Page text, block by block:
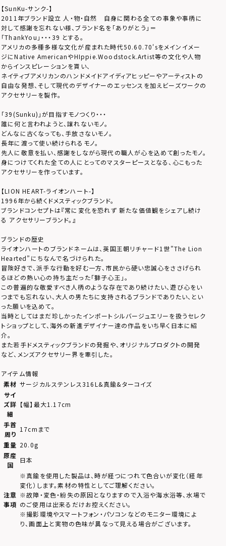
【SunKu-サンク-】
2011年ブランド設立 人・物・自然 自身に関わる全ての事象や事柄に
対して感謝を忘れない様、ブランド名を「ありがとう」＝
「ThankYou」・・・39 とする。
アメリカの多種多様な文化が産まれた時代50.60.70'sをメインイメー
ジにNative AmericanやHIppie.Woodstock.Artist等の文化や人物
からインスピレーションを貰い、
ネイティブアメリカンのハンドメイドアイディアヒッピーやアーティストの
自由な発想、そして現代のデザイナーのエッセンスを加えビーズワークの
アクセサリーを製作。
「39(Sunku)」が目指すモノつくり・・・
誰に何と言われようと、譲れないモノ。
どんなに古くなっても、手放さないモノ。
長年に渡って使い続けられるモノ。
先人に敬意を払い、感謝をしながら現代の職人が心を込めて創ったモノ。
身につけてくれた全ての人にとってのマスターピースとなる、心こもった
アクセサリーを作っています。
【LION HEART-ライオンハート-】
1996年から続くドメスティックブランド。
ブランドコンセプトは『常に変化を恐れず 新たな価値観をシェアし続け
る アクセサリーブランド。』
ブランドの歴史
ライオンハートのブランドネームは、英国王朝リチャード1世”The Lion
Hearted”にちなんで名づけられた。
冒険好きで、派手な行動を好む一方、市民から硬い忠誠心をささげられ
るほどの熱い心の持ち主だった「獅子心王」。
この普遍的な敬愛すべき人柄のような存在であり続けたい、遊び心をい
つまでも忘れない、大人の男たちに支持されるブランドでありたい、とい
った願いを込めて。
当時としてはまだ珍しかったインポートシルバージュエリーを扱うセレク
トショップとして、海外の新進デザイナー達の作品をいち早く日本に紹
介。
また若手ドメスティックブランドの発掘や、オリジナルプロダクトの開発
など、メンズアクセサリー界を牽引した。
アイテム情報
素材 サージカルステンレス316L&真鍮&ターコイズ
サイ
ズ詳
細
【幅】最大1.17cm
手首
周り
17cmまで
重量 20.0g
原産
国
日本
注意
事項
※真鍮を使用した製品は、時が経つにつれて色合いが変化（経年
変化）します。素材の特性としてご理解ください。
※故障・変色・紛失の原因となりますので入浴や海水浴等、水場で
のご使用は出来るだけお控えください。
※撮影環境やスマートフォン・パソコンなどのモニター環境によ
り、画面上と実物の色味が異なって見える場合がございます。